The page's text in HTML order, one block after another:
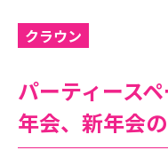
クラウン
パーティース
年会、新年会の